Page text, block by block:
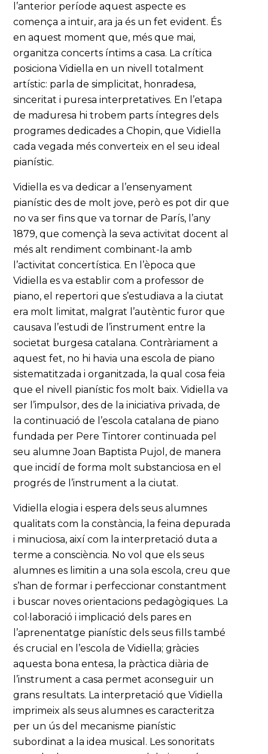
l’anterior període aquest aspecte es
comença a intuir, ara ja és un fet evident. És
en aquest moment que, més que mai,
organitza concerts íntims a casa. La crítica
posiciona Vidiella en un nivell totalment
artístic: parla de simplicitat, honradesa,
sinceritat i puresa interpretatives. En l’etapa
de maduresa hi trobem parts íntegres dels
programes dedicades a Chopin, que Vidiella
cada vegada més converteix en el seu ideal
pianístic.
Vidiella es va dedicar a l’ensenyament
pianístic des de molt jove, però es pot dir que
no va ser fins que va tornar de París, l’any
1879, que començà la seva activitat docent al
més alt rendiment combinant-la amb
l’activitat concertística. En l’època que
Vidiella es va establir com a professor de
piano, el repertori que s’estudiava a la ciutat
era molt limitat, malgrat l’autèntic furor que
causava l’estudi de l’instrument entre la
societat burgesa catalana. Contràriament a
aquest fet, no hi havia una escola de piano
sistematitzada i organitzada, la qual cosa feia
que el nivell pianístic fos molt baix. Vidiella va
ser l’impulsor, des de la iniciativa privada, de
la continuació de l’escola catalana de piano
fundada per Pere Tintorer continuada pel
seu alumne Joan Baptista Pujol, de manera
que incidí de forma molt substanciosa en el
progrés de l’instrument a la ciutat.
Vidiella elogia i espera dels seus alumnes
qualitats com la constància, la feina depurada
i minuciosa, així com la interpretació duta a
terme a consciència. No vol que els seus
alumnes es limitin a una sola escola, creu que
s’han de formar i perfeccionar constantment
i buscar noves orientacions pedagògiques. La
col·laboració i implicació dels pares en
l’aprenentatge pianístic dels seus fills també
és crucial en l’escola de Vidiella; gràcies
aquesta bona entesa, la pràctica diària de
l’instrument a casa permet aconseguir un
grans resultats. La interpretació que Vidiella
imprimeix als seus alumnes es caracteritza
per un ús del mecanisme pianístic
subordinat a la idea musical. Les sonoritats